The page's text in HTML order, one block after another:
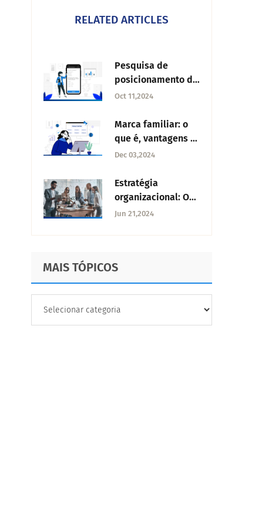
RELATED ARTICLES
Pesquisa de
posicionamento de
marca: entenda
Oct 11,2024
Marca familiar: o
que é, vantagens e
como criar
Dec 03,2024
Estratégia
organizacional: O
que é, vantagens e
Jun 21,2024
MAIS TÓPICOS
TÓPICOS